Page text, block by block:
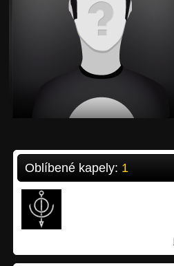
Oblíbené kapely: 1